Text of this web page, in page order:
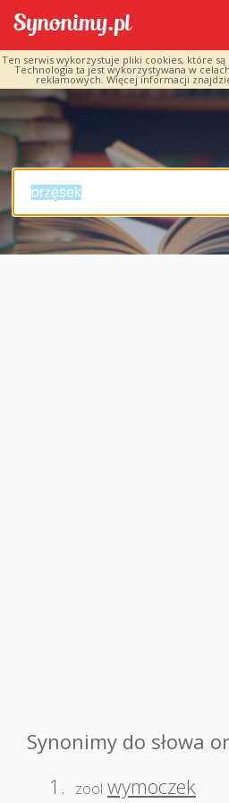
Ten serwis wykorzystuje pliki cookies, które
Technologia ta jest wykorzystywana w
reklamowych. Więcej informacji
Synonimy do słowa
1.
zool wymoczek